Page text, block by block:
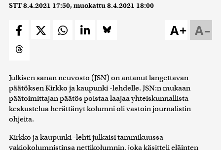
STT8.4.2021 17:50, muokattu8.4.2021 18:00
A–
A+
Julkisen sanan neuvosto (JSN) on antanut langettavan
päätöksen Kirkko ja kaupunki -lehdelle. JSN:n mukaan
päätoimittajan päätös poistaa laajaa yhteiskunnallista
keskustelua herättänyt kolumni oli vastoin journalistin
ohjeita.
Kirkko ja kaupunki -lehti julkaisi tammikuussa
vakiokolumnistinsa nettikolumnin, joka käsitteli eläinten